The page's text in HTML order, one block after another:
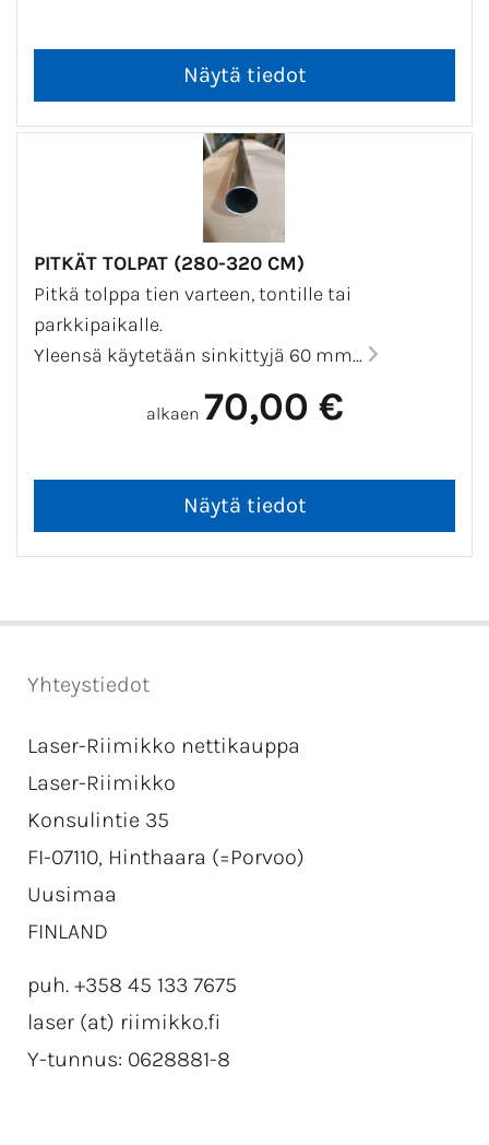
PITKÄT TOLPAT (280-320 CM)
Pitkä tolppa tien varteen, tontille tai
parkkipaikalle.
Yleensä käytetään sinkittyjä 60 mm...
alkaen 70,00 €
Yhteystiedot
Laser-Riimikko nettikauppa
Laser-Riimikko
Konsulintie 35
FI-07110, Hinthaara (=Porvoo)
Uusimaa
FINLAND
puh. +358 45 133 7675
laser (at) riimikko.fi
Y-tunnus: 0628881-8